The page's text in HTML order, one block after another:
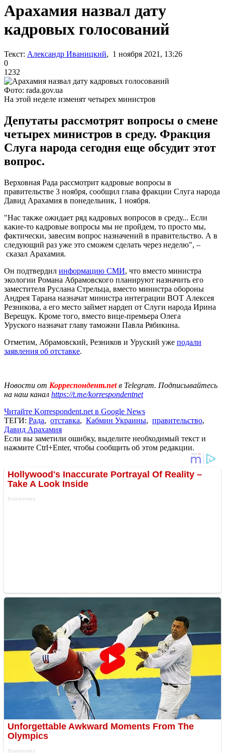
Арахамия назвал дату
кадровых голосований
Текст: Александр Иваницкий, 1 ноября 2021, 13:26
0
1232
Фото: rada.gov.ua
На этой неделе изменят четырех министров
Депутаты рассмотрят вопросы о смене
четырех министров в среду. Фракция
Слуга народа сегодня еще обсудит этот
вопрос.
Верховная Рада рассмотрит кадровые вопросы в
правительстве 3 ноября, сообщил глава фракции Слуга народа
Давид Арахамия в понедельник, 1 ноября.
"Нас также ожидает ряд кадровых вопросов в среду... Если
какие-то кадровые вопросы мы не пройдем, то просто мы,
фактически, завесим вопрос назначений в правительство. А в
следующий раз уже это сможем сделать через неделю", –
сказал Арахамия.
Он подтвердил информацию СМИ, что вместо министра
экологии Романа Абрамовского планируют назначить его
заместителя Руслана Стрельца, вместо министра обороны
Андрея Тарана назначат министра интеграции ВОТ Алексея
Резникова, а его место займет нардеп от Слуги народа Ирина
Верещук. Кроме того, вместо вице-премьера Олега
Уруского назначат главу таможни Павла Рябикина.
Отметим, Абрамовский, Резников и Уруский уже подали
заявления об отставке.
Новости от Корреспондент.netв Telegram. Подписывайтесь
на наш канал https://t.me/korrespondentnet
Читайте Korrespondent.net в Google News
ТЕГИ: Рада, отставка, Кабмин Украины, правительство,
Давид Арахамия
Если вы заметили ошибку, выделите необходимый текст и
нажмите Ctrl+Enter, чтобы сообщить об этом редакции.